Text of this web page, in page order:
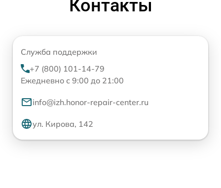
Контакты
Служба поддержки
+7 (800) 101-14-79
Ежедневно с 9:00 до 21:00
info@izh.honor-repair-center.ru
ул. Кирова, 142